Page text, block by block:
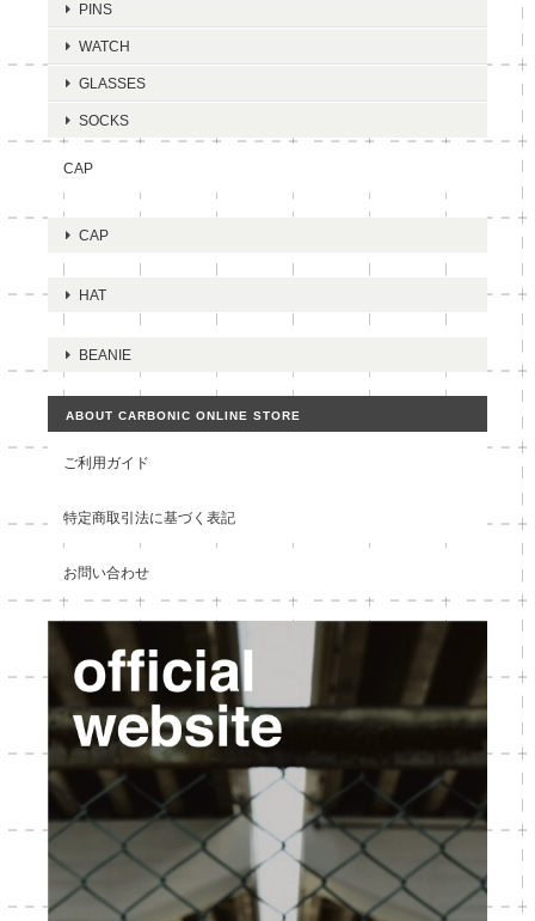
PINS
WATCH
GLASSES
SOCKS
CAP
CAP
HAT
BEANIE
ABOUT CARBONIC ONLINE STORE
ご利用ガイド
特定商取引法に基づく表記
お問い合わせ